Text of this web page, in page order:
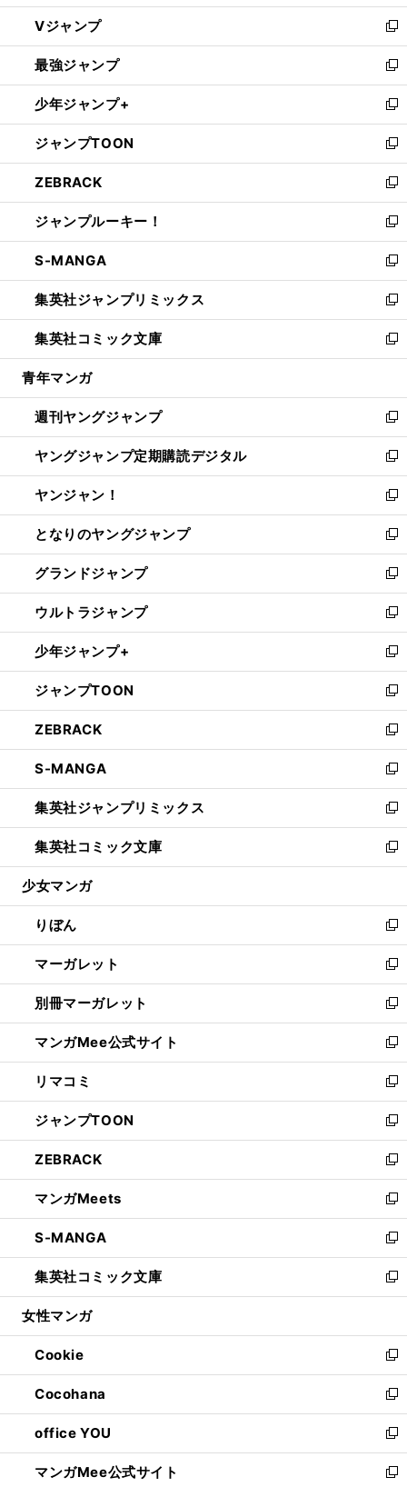
ウ
ィ
ン
ド
ウ
で
開
く
し
い
ウ
ィ
ン
ド
ウ
で
開
く
Vジャンプ
新
し
い
ウ
ィ
ン
ド
ウ
で
開
く
最強ジャンプ
新
し
い
ウ
ィ
ン
ド
ウ
で
開
く
少年ジャンプ+
新
し
い
ウ
ィ
ン
ド
ウ
で
開
く
ジャンプTOON
新
し
い
ウ
ィ
ン
ド
ウ
で
開
く
ZEBRACK
新
し
い
ウ
ィ
ン
ド
ウ
で
開
ジャンプルーキー！
新
し
い
ウ
ィ
ン
ド
ウ
開
く
S-MANGA
新
し
い
ウ
ィ
ン
ウ
で
開
く
集英社ジャンプリミックス
新
し
い
ウ
ン
ド
ウ
で
開
く
集英社コミック文庫
新
し
ウ
ィ
ン
ド
ウ
で
開
く
青年マンガ
週刊ヤングジャンプ
新
し
い
ウ
ィ
ン
ド
ウ
で
開
く
ヤングジャンプ定期購読デジタル
新
し
い
ウ
ィ
ン
ド
ウ
で
開
く
ヤンジャン！
新
し
い
ウ
ィ
ン
ド
ウ
で
開
く
となりのヤングジャンプ
新
し
い
ウ
ィ
ン
ド
ウ
で
開
く
グランドジャンプ
新
し
い
ウ
ィ
ン
ド
ウ
で
開
く
ウルトラジャンプ
新
し
い
ウ
ィ
ン
ド
ウ
で
開
く
少年ジャンプ+
新
し
い
ウ
ィ
ン
ド
ウ
で
開
く
ジャンプTOON
新
し
い
ウ
ィ
ン
ド
ウ
で
開
ZEBRACK
新
し
い
ウ
ィ
ン
ド
ウ
開
く
S-MANGA
新
し
い
ウ
ィ
ン
ウ
で
開
く
集英社ジャンプリミックス
新
し
い
ウ
ン
ド
ウ
で
開
く
集英社コミック文庫
新
し
ウ
ィ
ン
ド
ウ
で
開
く
少女マンガ
りぼん
新
し
い
ウ
ィ
ン
ド
ウ
で
開
く
マーガレット
新
し
い
ウ
ィ
ン
ド
ウ
で
開
く
別冊マーガレット
新
し
い
ウ
ィ
ン
ド
ウ
で
開
く
マンガMee公式サイト
新
し
い
ウ
ィ
ン
ド
ウ
で
開
く
リマコミ
新
し
い
ウ
ィ
ン
ド
ウ
で
開
く
ジャンプTOON
新
し
い
ウ
ィ
ン
ド
ウ
で
開
ZEBRACK
新
し
い
ウ
ィ
ン
ド
ウ
開
く
マンガMeets
新
し
い
ウ
ィ
ン
ウ
で
開
く
S-MANGA
新
し
い
ウ
ン
ド
ウ
で
開
く
集英社コミック文庫
新
し
ウ
ィ
ン
ド
ウ
で
開
く
女性マンガ
Cookie
新
し
い
ウ
ィ
ン
ド
Cocohana
新
し
い
ウ
ィ
office YOU
新
し
い
マンガMee公式サイト 新